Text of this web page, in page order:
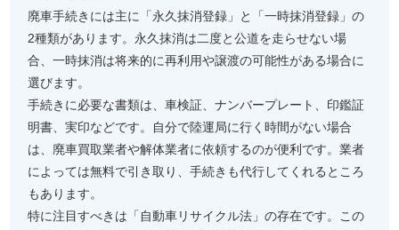
廃車手続きには主に「永久抹消登録」と「一時抹消登録」の
2種類があります。永久抹消は二度と公道を走らせない場
合、一時抹消は将来的に再利用や譲渡の可能性がある場合に
選びます。
手続きに必要な書類は、車検証、ナンバープレート、印鑑証
明書、実印などです。自分で陸運局に行く時間がない場合
は、廃車買取業者や解体業者に依頼するのが便利です。業者
によっては無料で引き取り、手続きも代行してくれるところ
もあります。
特に注目すべきは「自動車リサイクル法」の存在です。この